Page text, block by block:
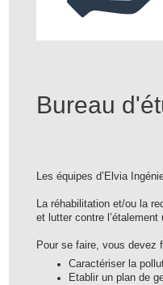
Bureau
Les équipes d’Elvia
La réhabilitation et/ou la
et lutter contre l’étalement
Pour se faire, vous devez
Caractériser la
Etablir un plan de